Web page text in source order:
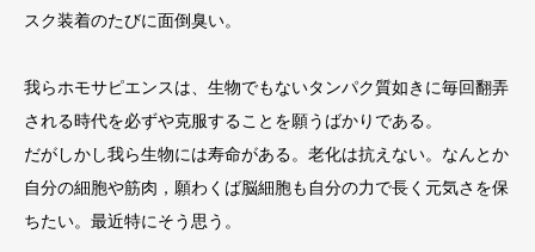
スク装着のたびに面倒臭い。
我らホモサピエンスは、生物でもないタンパク質如きに毎回翻弄
される時代を必ずや克服することを願うばかりである。
だがしかし我ら生物には寿命がある。老化は抗えない。なんとか
自分の細胞や筋肉，願わくば脳細胞も自分の力で長く元気さを保
ちたい。最近特にそう思う。